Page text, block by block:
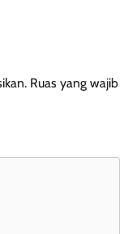
Ruas yang wajib